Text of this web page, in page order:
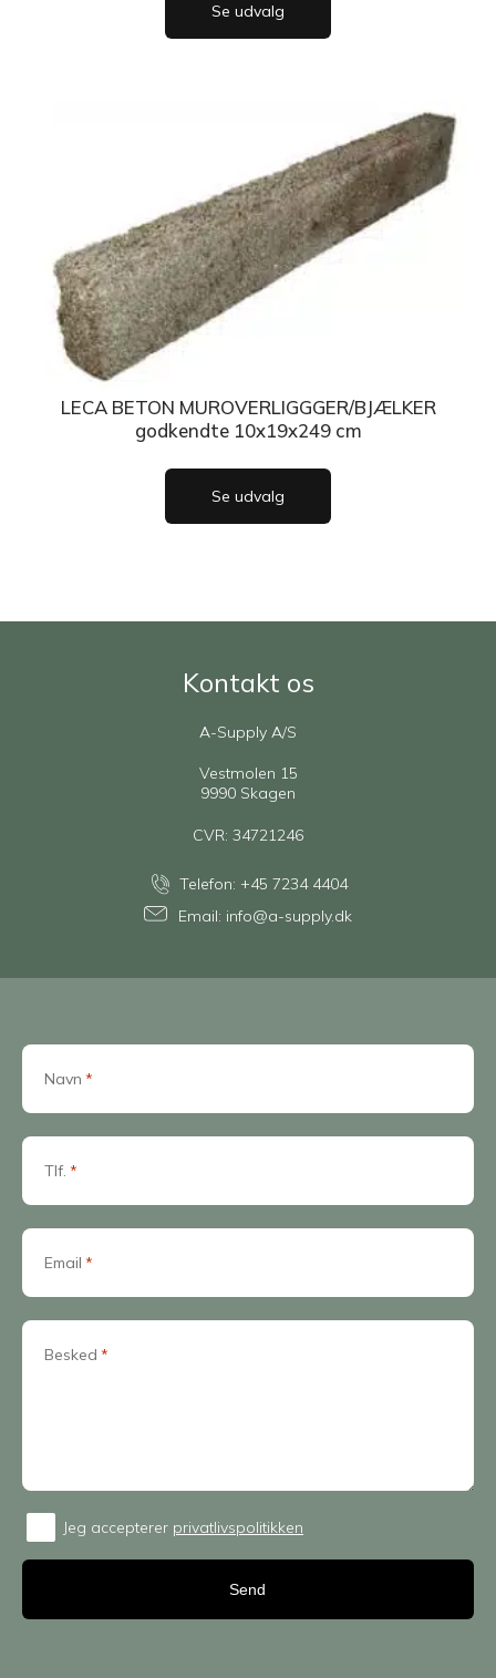
Se udvalg
LECA BETON MUROVERLIGGGER/BJÆLKER
godkendte 10x19x249 cm
Se udvalg
Navn *
Tlf. *
Email *
Besked *
Consent
Jeg accepterer privatlivspolitikken
Kontakt os
A-Supply A/S
Vestmolen 15
9990 Skagen
CVR: 34721246
Telefon: +45 7234 4404
Email: info@a-supply.dk